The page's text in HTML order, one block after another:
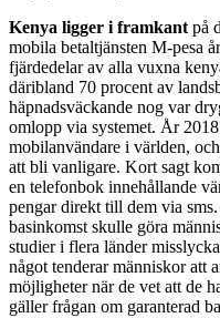
Kenya ligger i framkant på
mobila betaltjänsten M-pesa
fjärdedelar av alla vuxna
däribland 70 procent av
häpnadsväckande nog var
omlopp via systemet. År
mobilanvändare i världen,
att bli vanligare. Kort sagt
en telefonbok innehållande
pengar direkt till dem via
basinkomst skulle göra
studier i flera länder
något tenderar människor att
möjligheter när de vet att de
gäller frågan om garanterad